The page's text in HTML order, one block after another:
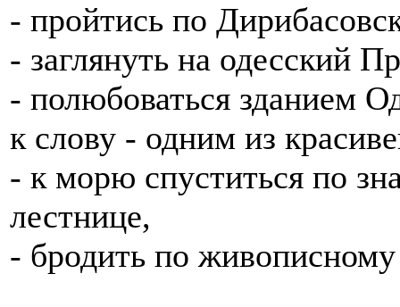
- пройтись по
- заглянуть на одесский
- полюбоваться зданием
к слову - одним из
- к морю спуститься по
лестнице,
- бродить по